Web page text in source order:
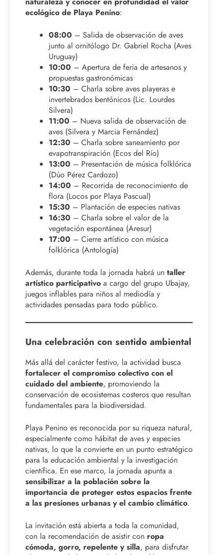
ecológico de Playa Penino:
08:00 – Salida de observación de aves
junto al ornitólogo Dr. Gabriel Rocha (Aves
Uruguay)
10:00 – Apertura de feria de artesanos y
propuestas gastronómicas
10:30 – Charla sobre aves playeras e
invertebrados bentónicos (Lic. Lourdes
Silvera)
11:00 – Nueva salida de observación de
aves (Silvera y Marcia Fernández)
12:30 – Charla sobre saneamiento por
evapotranspiración (Ecos del Río)
13:00 – Presentación de música folklórica
(Dúo Pérez Cardozo)
14:00 – Recorrida de reconocimiento de
flora (Locos por Playa Pascual)
15:30 – Plantación de especies nativas
16:30 – Charla sobre el valor de la
vegetación espontánea (Aresur)
17:00 – Cierre artístico con música
folklórica (Antología)
Además, durante toda la jornada habrá un taller
artístico participativo a cargo del grupo Ubajay,
juegos inflables para niños al mediodía y
actividades pensadas para todo público.
Una celebración con sentido ambiental
Más allá del carácter festivo, la actividad busca
fortalecer el compromiso colectivo con el
cuidado del ambiente, promoviendo la
conservación de ecosistemas costeros que resultan
fundamentales para la biodiversidad.
Playa Penino es reconocida por su riqueza natural,
especialmente como hábitat de aves y especies
nativas, lo que la convierte en un punto estratégico
para la educación ambiental y la investigación
científica. En ese marco, la jornada apunta a
sensibilizar a la población sobre la
importancia de proteger estos espacios frente
a las presiones urbanas y el cambio climático.
La invitación está abierta a toda la comunidad,
con la recomendación de asistir con ropa
cómoda, gorro, repelente y silla, para disfrutar